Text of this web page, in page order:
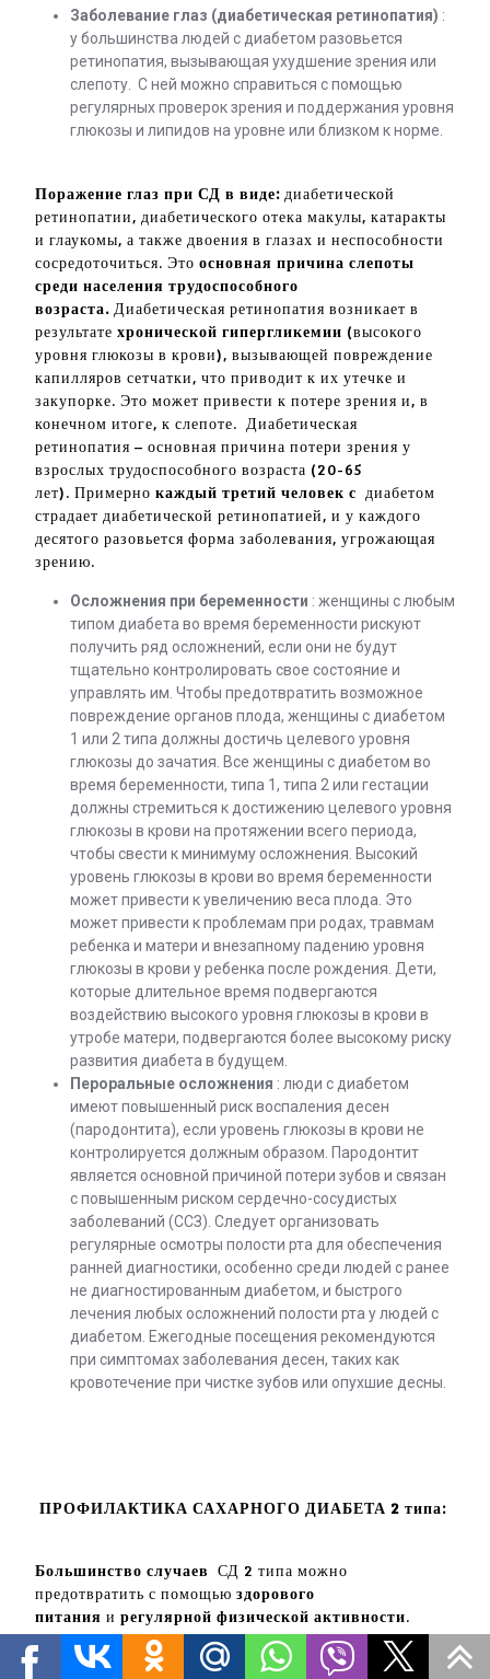
Заболевание глаз (диабетическая ретинопатия) :
у большинства людей с диабетом разовьется
ретинопатия, вызывающая ухудшение зрения или
слепоту. С ней можно справиться с помощью
регулярных проверок зрения и поддержания уровня
глюкозы и липидов на уровне или близком к норме.
Поражение глаз при СД в виде: диабетической
ретинопатии, диабетического отека макулы, катаракты
и глаукомы, а также двоения в глазах и неспособности
сосредоточиться. Это основная причина слепоты
среди населения трудоспособного
возраста. Диабетическая ретинопатия возникает в
результате хронической гипергликемии (высокого
уровня глюкозы в крови), вызывающей повреждение
капилляров сетчатки, что приводит к их утечке и
закупорке. Это может привести к потере зрения и, в
конечном итоге, к слепоте. Диабетическая
ретинопатия – основная причина потери зрения у
взрослых трудоспособного возраста (20-65
лет). Примерно каждый третий человек с диабетом
страдает диабетической ретинопатией, и у каждого
десятого разовьется форма заболевания, угрожающая
зрению.
Осложнения при беременности : женщины с любым
типом диабета во время беременности рискуют
получить ряд осложнений, если они не будут
тщательно контролировать свое состояние и
управлять им. Чтобы предотвратить возможное
повреждение органов плода, женщины с диабетом
1 или 2 типа должны достичь целевого уровня
глюкозы до зачатия. Все женщины с диабетом во
время беременности, типа 1, типа 2 или гестации
должны стремиться к достижению целевого уровня
глюкозы в крови на протяжении всего периода,
чтобы свести к минимуму осложнения. Высокий
уровень глюкозы в крови во время беременности
может привести к увеличению веса плода. Это
может привести к проблемам при родах, травмам
ребенка и матери и внезапному падению уровня
глюкозы в крови у ребенка после рождения. Дети,
которые длительное время подвергаются
воздействию высокого уровня глюкозы в крови в
утробе матери, подвергаются более высокому риску
развития диабета в будущем.
Пероральные осложнения : люди с диабетом
имеют повышенный риск воспаления десен
(пародонтита), если уровень глюкозы в крови не
контролируется должным образом. Пародонтит
является основной причиной потери зубов и связан
с повышенным риском сердечно-сосудистых
заболеваний (ССЗ). Следует организовать
регулярные осмотры полости рта для обеспечения
ранней диагностики, особенно среди людей с ранее
не диагностированным диабетом, и быстрого
лечения любых осложнений полости рта у людей с
диабетом. Ежегодные посещения рекомендуются
при симптомах заболевания десен, таких как
кровотечение при чистке зубов или опухшие десны.
ПРОФИЛАКТИКА САХАРНОГО ДИАБЕТА 2 типа:
Большинство случаев СД 2 типа можно
предотвратить с помощью здорового
питания и регулярной физической активности.